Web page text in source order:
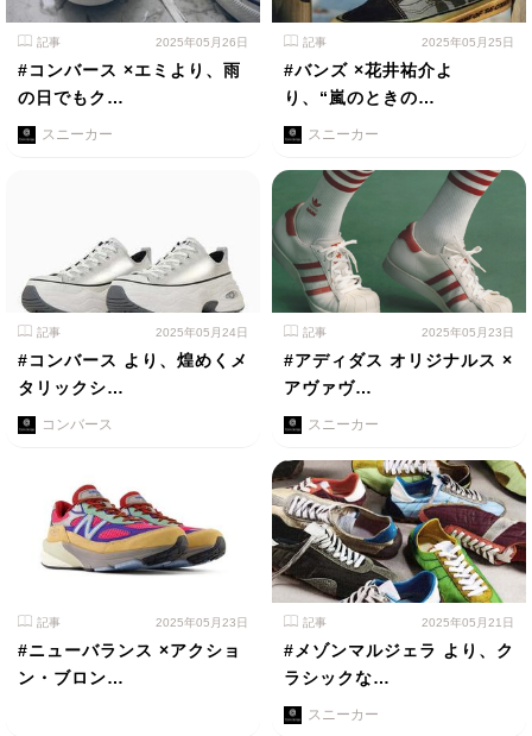
記事 2025年05月26日
#コンバース ×エミより、雨
の日でもク…
スニーカー
記事 2025年05月25日
#バンズ ×花井祐介よ
り、“嵐のときの…
スニーカー
記事 2025年05月24日
#コンバース より、煌めくメ
タリックシ…
コンバース
記事 2025年05月23日
#アディダス オリジナルス ×
アヴァヴ…
スニーカー
記事 2025年05月23日
#ニューバランス ×アクショ
ン・ブロン…
記事 2025年05月21日
#メゾンマルジェラ より、ク
ラシックな…
スニーカー